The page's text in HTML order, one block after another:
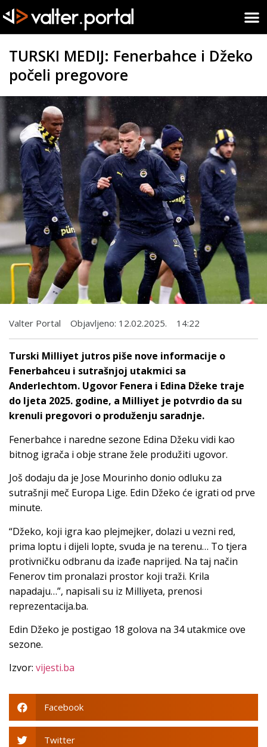
TURSKI MEDIJ: Fenerbahce i Džeko
počeli pregovore
Valter Portal Objavljeno: 12.02.2025. 14:22
Turski Milliyet jutros piše nove informacije o
Fenerbahceu i sutrašnjoj utakmici sa
Anderlechtom. Ugovor Fenera i Edina Džeke traje
do ljeta 2025. godine, a Milliyet je potvrdio da su
krenuli pregovori o produženju saradnje.
Fenerbahce i naredne sezone Edina Džeku vidi kao
bitnog igrača i obje strane žele produžiti ugovor.
Još dodaju da je Jose Mourinho donio odluku za
sutrašnji meč Europa Lige. Edin Džeko će igrati od prve
minute.
“Džeko, koji igra kao plejmejker, dolazi u vezni red,
prima loptu i dijeli lopte, svuda je na terenu… To tjera
protivničku odbranu da izađe naprijed. Na taj način
Fenerov tim pronalazi prostor koji traži. Krila
napadaju…”, napisali su iz Milliyeta, prenosi
reprezentacija.ba.
Edin Džeko je postigao 18 golova na 34 utakmice ove
sezone.
Izvor: vijesti.ba
Facebook
Twitter